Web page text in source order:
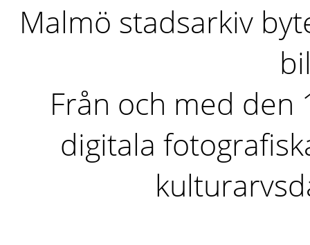
Malmö stadsarkiv
Från och med den
digitala